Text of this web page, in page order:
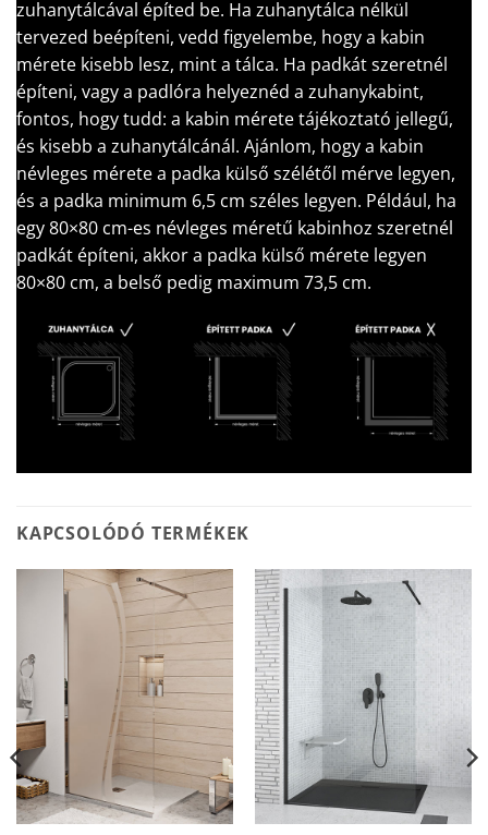
zuhanytálcával építed be. Ha zuhanytálca nélkül
tervezed beépíteni, vedd figyelembe, hogy a kabin
mérete kisebb lesz, mint a tálca. Ha padkát szeretnél
építeni, vagy a padlóra helyeznéd a zuhanykabint,
fontos, hogy tudd: a kabin mérete tájékoztató jellegű,
és kisebb a zuhanytálcánál. Ajánlom, hogy a kabin
névleges mérete a padka külső szélétől mérve legyen,
és a padka minimum 6,5 cm széles legyen. Például, ha
egy 80×80 cm-es névleges méretű kabinhoz szeretnél
padkát építeni, akkor a padka külső mérete legyen
80×80 cm, a belső pedig maximum 73,5 cm.
KAPCSOLÓDÓ TERMÉKEK